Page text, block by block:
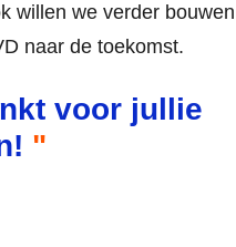
willen we verder bouwen
naar de toekomst.
voor jullie